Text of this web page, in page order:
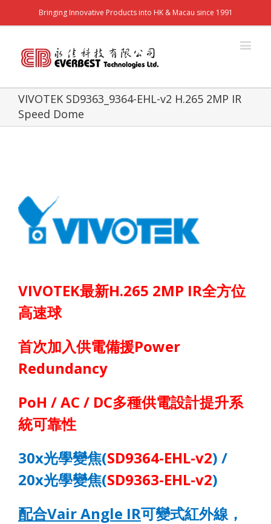
Bringing Innovative Products into HK & Macau since 1991
VIVOTEK SD9363_9364-EHL-v2 H.265 2MP IR
Speed Dome
VIVOTEK最新H.265 2MP IR全方位
高速球
首次加入供電備援Power
Redundancy
PoH / AC / DC多種供電設計提升系
統可靠性
30x光學變焦(SD9364-EHL-v2) /
20x光學變焦(SD9363-EHL-v2)
配合Vair Angle IR可變式紅外線，